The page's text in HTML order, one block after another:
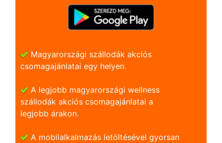
Magyarországi szállodák akciós
csomagajánlatai egy helyen.
A legjobb magyarországi wellness
szállodák akciós csomagajánlatai a
legjobb árakon.
A mobilalkalmazás letöltésével gyorsan